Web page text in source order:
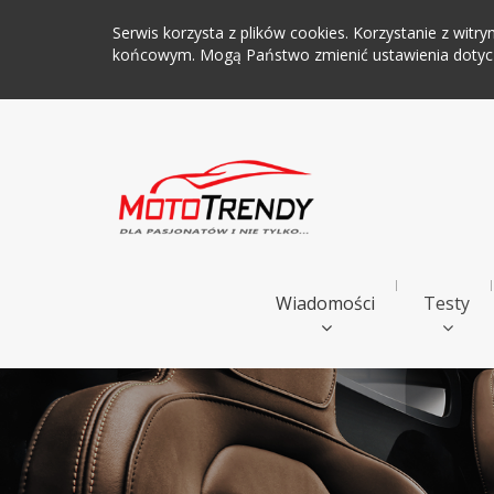
Serwis korzysta z plików cookies. Korzystanie z
końcowym. Mogą Państwo zmienić ustawienia
Wiadomości Testy